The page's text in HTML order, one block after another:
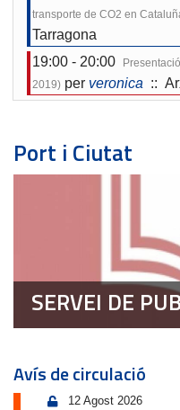
transporte de CO2 en
Tarragona
19:00 - 20:00
2019) per veronica ::
Port i Ciutat
SERVEI DE
Avís de circulació
12 Agost 2026